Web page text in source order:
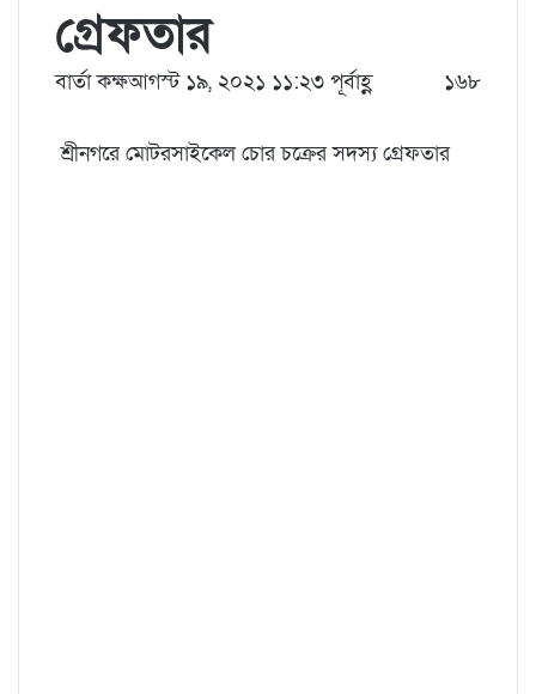
গ্রেফতার
বার্তা কক্ষআগস্ট ১৯, ২০২১ ১১:২৩ পূর্বাহ্ণ ১৬৮
শ্রীনগরে মোটরসাইকেল চোর চক্রের সদস্য গ্রেফতার